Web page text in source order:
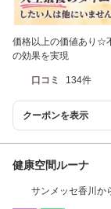
価格以上の価値あり☆
の効果を実現
口コミ 134件
クーポンを表示
健康空間ルーナ
サンメッセ香川か